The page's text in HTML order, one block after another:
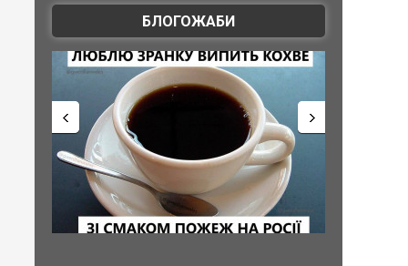
БЛОГОЖАБИ